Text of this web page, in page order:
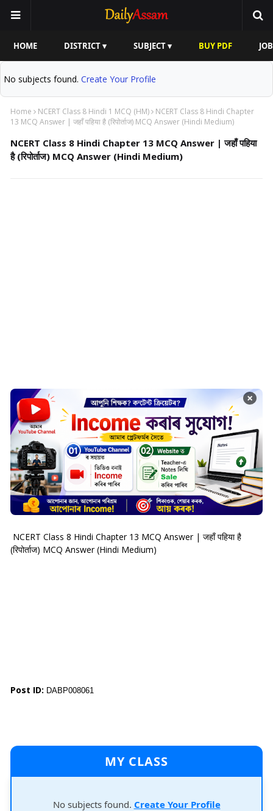
HOME DISTRICT ▾ SUBJECT ▾ BUY PDF
No subjects found. Create Your Profile
Home NCERT Class 8 Hindi 1 MCQ (HM)
NCERT Class 8 Hindi Chapter
13 MCQ Answer | जहाँ पहिया है (रिपोर्ताज) MCQ Answer (Hindi Medium)
NCERT Class 8 Hindi Chapter 13 MCQ Answer | जहाँ पहिया
है (रिपोर्ताज) MCQ Answer (Hindi Medium)
×
NCERT Class 8 Hindi Chapter 13 MCQ Answer | जहाँ पहिया है
(रिपोर्ताज) MCQ Answer (Hindi Medium)
Post ID: DABP008061
MY CLASS
No subjects found. Create Your Profile